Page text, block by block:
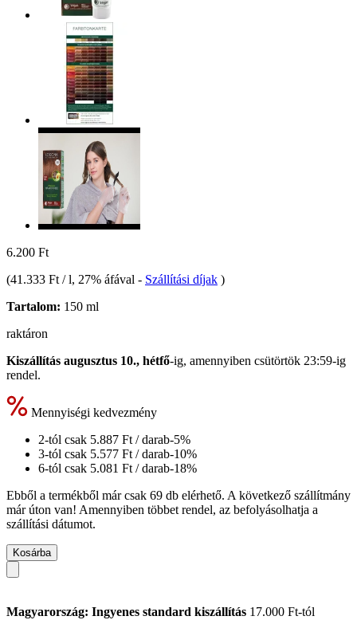
6.200 Ft
(41.333 Ft / l, 27% áfával - Szállítási díjak )
Tartalom: 150 ml
raktáron
Kiszállítás augusztus 10., hétfő-ig, amennyiben csütörtök 23:59-ig
rendel.
Mennyiségi kedvezmény
2-tól csak 5.887 Ft / darab-5%
3-tól csak 5.577 Ft / darab-10%
6-tól csak 5.081 Ft / darab-18%
Ebből a termékből már csak 69 db elérhető. A következő szállítmány
már úton van! Amennyiben többet rendel, az befolyásolhatja a
szállítási dátumot.
Kosárba
Magyarország: Ingyenes standard kiszállítás 17.000 Ft-tól